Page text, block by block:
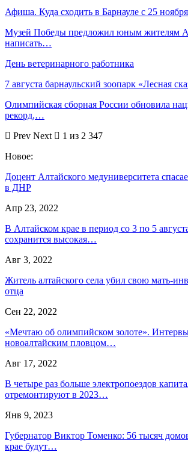
Афиша. Куда сходить в Барнауле с 25
Музей Победы предложил юным жителям
написать…
День ветеринарного работника
7 августа барнаульский зоопарк «Лесная
Олимпийская сборная России обновила
рекорд,…
Prev Next
1 из 2 347
Новое:
Доцент Алтайского медуниверситета
в ДНР
Апр 23, 2022
В Алтайском крае в период со 3 по 5
сохранится высокая…
Авг 3, 2022
Житель алтайского села убил свою мать-
отца
Сен 22, 2022
«Мечтаю об олимпийском золоте».
новоалтайским пловцом…
Авг 17, 2022
В четыре раз больше электропоездов
отремонтируют в 2023…
Янв 9, 2023
Губернатор Виктор Томенко: 56 тысяч
крае будут…